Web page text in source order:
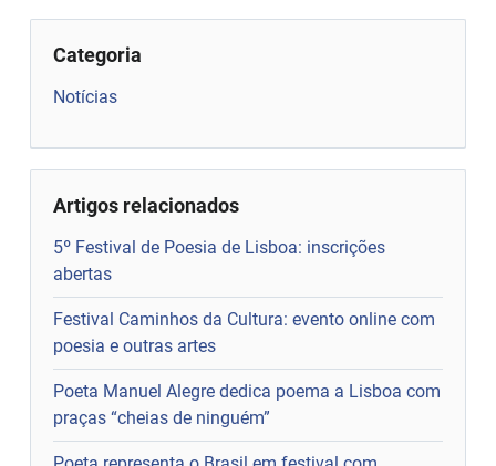
Categoria
Notícias
Artigos relacionados
5º Festival de Poesia de Lisboa: inscrições
abertas
Festival Caminhos da Cultura: evento online com
poesia e outras artes
Poeta Manuel Alegre dedica poema a Lisboa com
praças “cheias de ninguém”